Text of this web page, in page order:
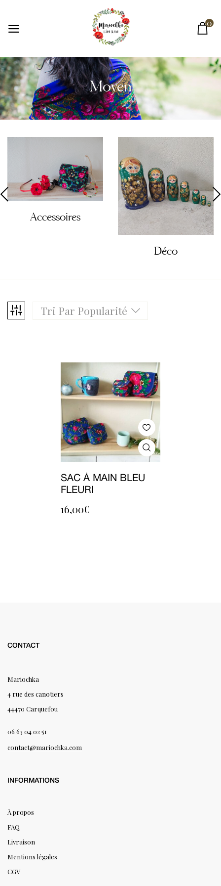
0
Moyen
Accessoires
Déco
Tri Par Popularité
SAC À MAIN BLEU
FLEURI
16,00€
CONTACT
Mariochka
4 rue des canotiers
44470 Carquefou
06 63 04 02 51
contact@mariochka.com
INFORMATIONS
À propos
FAQ
Livraison
Mentions légales
CGV